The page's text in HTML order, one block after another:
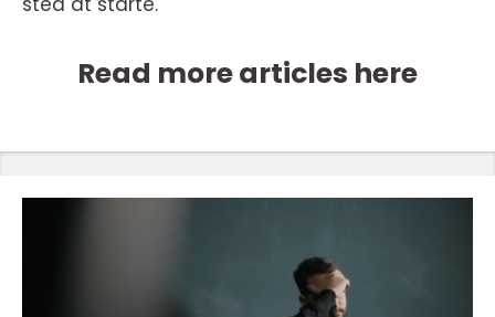
Read more articles here